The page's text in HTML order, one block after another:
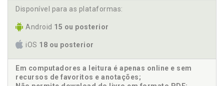
Disponível para as plataformas:
Android 15 ou posterior
iOS 18 ou posterior
Em computadores a leitura é apenas online e sem
recursos de favoritos e anotações;